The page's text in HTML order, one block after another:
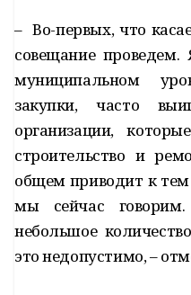
– Во-первых, что
совещание
муниципальном
закупки, часто
организации,
строительство и
общем приводит к
мы сейчас
небольшое
это недопустимо, –